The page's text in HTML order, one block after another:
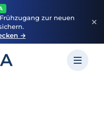
zur neuen
→